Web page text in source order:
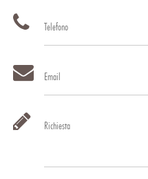
Telefono
Email
Richiesta